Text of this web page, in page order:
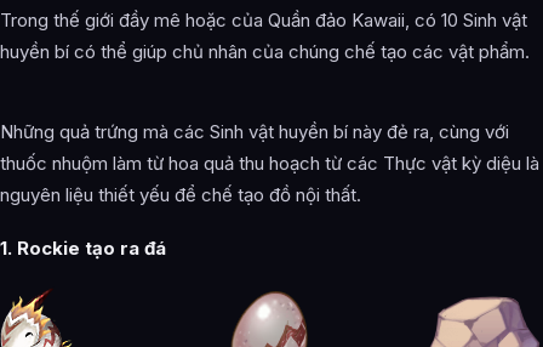
Trong thế giới đầy mê hoặc của Quần đảo Kawaii, có 10 Sinh vật
huyền bí có thể giúp chủ nhân của chúng chế tạo các vật phẩm.
Những quả trứng mà các Sinh vật huyền bí này đẻ ra, cùng với
thuốc nhuộm làm từ hoa quả thu hoạch từ các Thực vật kỳ diệu là
nguyên liệu thiết yếu để chế tạo đồ nội thất.
1. Rockie tạo ra đá